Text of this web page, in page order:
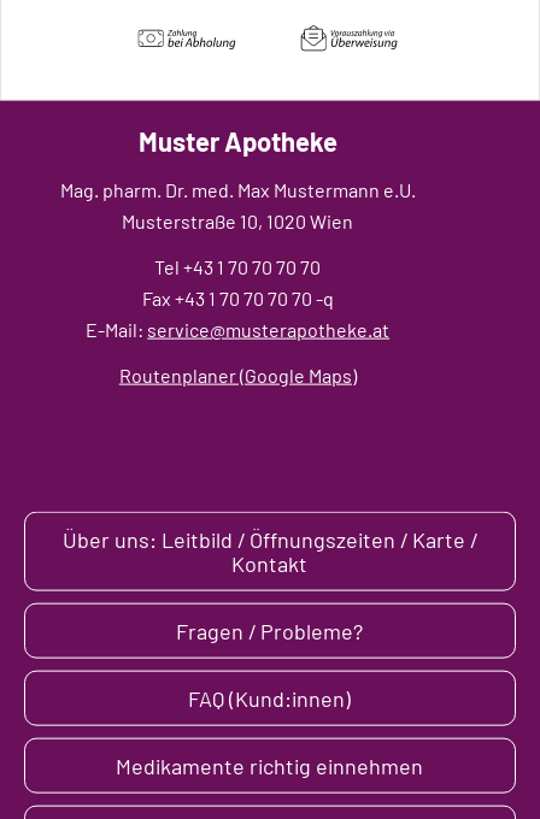
Muster Apotheke
Mag. pharm. Dr. med. Max Mustermann e.U.
Musterstraße 10, 1020 Wien
Tel +43 1 70 70 70 70
Fax +43 1 70 70 70 70 -q
E-Mail: service@musterapotheke.at
Routenplaner (Google Maps)
Über uns: Leitbild / Öffnungszeiten / Karte /
Kontakt
Fragen / Probleme?
FAQ (Kund:innen)
Medikamente richtig einnehmen